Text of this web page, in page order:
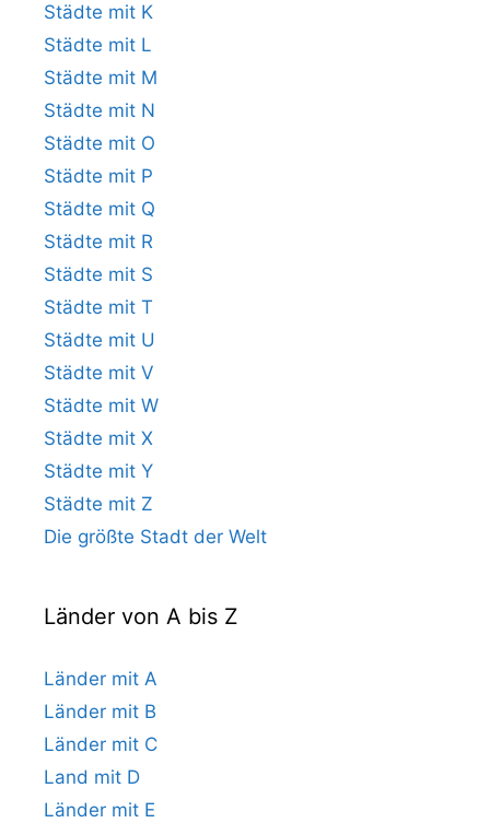
Städte mit K
Städte mit L
Städte mit M
Städte mit N
Städte mit O
Städte mit P
Städte mit Q
Städte mit R
Städte mit S
Städte mit T
Städte mit U
Städte mit V
Städte mit W
Städte mit X
Städte mit Y
Städte mit Z
Die größte Stadt der Welt
Länder von A bis Z
Länder mit A
Länder mit B
Länder mit C
Land mit D
Länder mit E